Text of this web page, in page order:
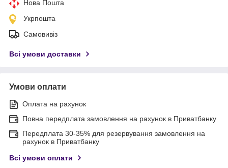
Нова Пошта
Укрпошта
Самовивіз
Всі умови доставки
Умови оплати
Оплата на рахунок
Повна передплата замовлення на рахунок в Приватбанку
Передплата 30-35% для резервування замовлення на
рахунок в Приватбанку
Всі умови оплати